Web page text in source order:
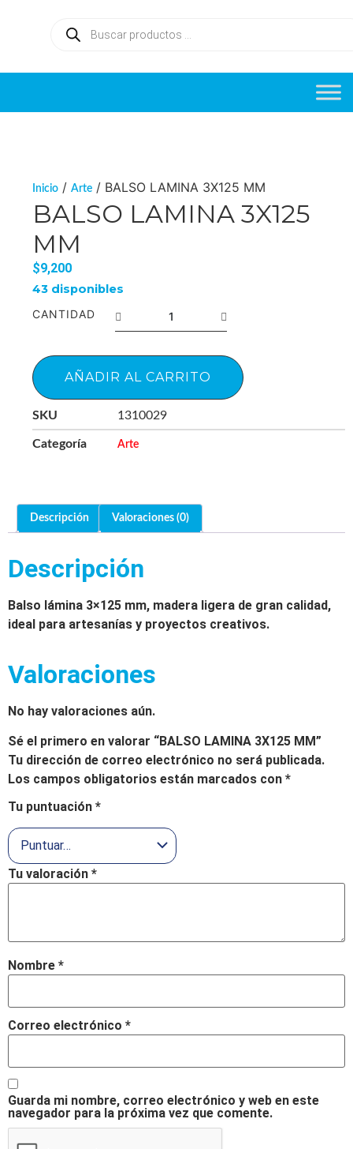
Inicio / Arte / BALSO LAMINA 3X125 MM
BALSO LAMINA 3X125
MM
$9,200
43 disponibles
CANTIDAD
AÑADIR AL CARRITO
SKU 1310029
Categoría Arte
Descripción Valoraciones (0)
Descripción
Balso lámina 3×125 mm, madera ligera de gran calidad,
ideal para artesanías y proyectos creativos.
Valoraciones
No hay valoraciones aún.
Sé el primero en valorar “BALSO LAMINA 3X125 MM”
Tu dirección de correo electrónico no será publicada.
Los campos obligatorios están marcados con *
Tu puntuación *
Tu valoración *
Nombre *
Correo electrónico *
Guarda mi nombre, correo electrónico y web en este
navegador para la próxima vez que comente.